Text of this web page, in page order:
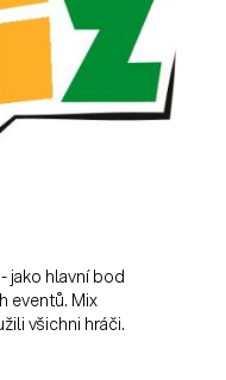
jako hlavní bod
eventů. Mix
všichni hráči.